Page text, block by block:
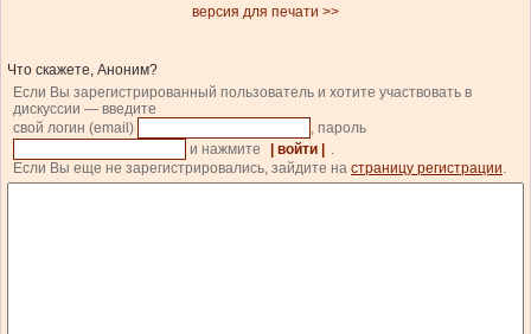
версия для печати >>
Что скажете, Аноним?
Если Вы зарегистрированный пользователь и хотите участвовать в
дискуссии — введите
свой логин (email)
, пароль
и нажмите
| войти |
.
Если Вы еще не зарегистрировались, зайдите на страницу регистрации.